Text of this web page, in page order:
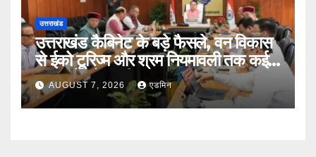
उत्तराखंड
उत्तराखंड कैबिनेट के बड़े फैसले, वन विकास
से ईको टूरिज्म और श्रम नियमावली तक कई
प्रस्तावों को मंजूरी
AUGUST 7, 2026 एडमिन